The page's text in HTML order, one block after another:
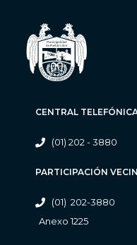
CENTRAL
(01) 202 - 3880
PARTICIPACIÓN
(01) 202-3880
Anexo 1225